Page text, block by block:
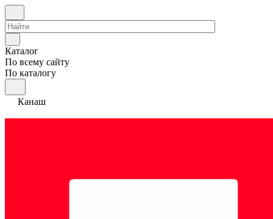
Каталог
По всему сайту
По каталогу
Канаш